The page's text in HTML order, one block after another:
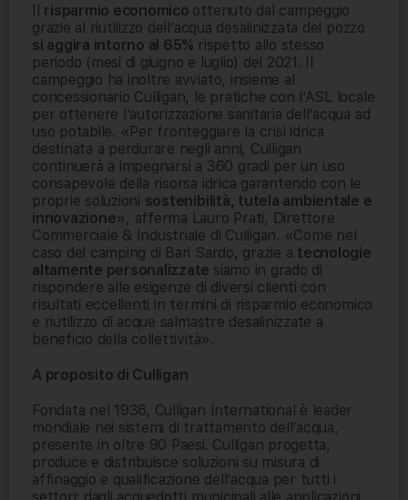
Il risparmio economico ottenuto dal campeggio
grazie al riutilizzo dell’acqua desalinizzata del pozzo
si aggira intorno al 65% rispetto allo stesso
periodo (mesi di giugno e luglio) del 2021. Il
campeggio ha inoltre avviato, insieme al
concessionario Culligan, le pratiche con l’ASL locale
per ottenere l’autorizzazione sanitaria dell’acqua ad
uso potabile. «Per fronteggiare la crisi idrica
destinata a perdurare negli anni, Culligan
continuerà a impegnarsi a 360 gradi per un uso
consapevole della risorsa idrica garantendo con le
proprie soluzioni sostenibilità, tutela ambientale e
innovazione», afferma Lauro Prati, Direttore
Commerciale & Industriale di Culligan. «Come nel
caso del camping di Bari Sardo, grazie a tecnologie
altamente personalizzate siamo in grado di
rispondere alle esigenze di diversi clienti con
risultati eccellenti in termini di risparmio economico
e riutilizzo di acque salmastre desalinizzate a
beneficio della collettività».
A proposito di Culligan
Fondata nel 1936, Culligan International è leader
mondiale nei sistemi di trattamento dell’acqua,
presente in oltre 90 Paesi. Culligan progetta,
produce e distribuisce soluzioni su misura di
affinaggio e qualificazione dell’acqua per tutti i